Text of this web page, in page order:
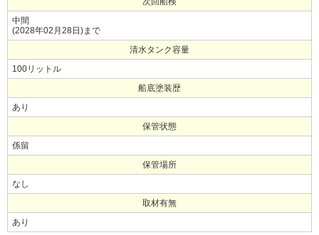
中間
(2028年02月28日)まで
清水タンク容量
100リットル
船底塗装歴
あり
保管状態
係留
保管場所
なし
取材有無
あり